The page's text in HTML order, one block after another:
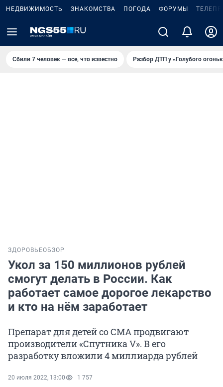
НЕДВИЖИМОСТЬ ЗНАКОМСТВА ПОГОДА ФОРУМЫ
Сбили 7 человек — все, что известно Разбор ДТП у «Голубого
ЗДОРОВЬЕОБЗОР
Укол за 150 миллионов рублей
смогут делать в России. Как
работает самое дорогое лекарство
и кто на нём заработает
Препарат для детей со СМА продвигают
производители «Спутника V». В его
разработку вложили 4 миллиарда рублей
20 июля 2022, 13:00 1 757